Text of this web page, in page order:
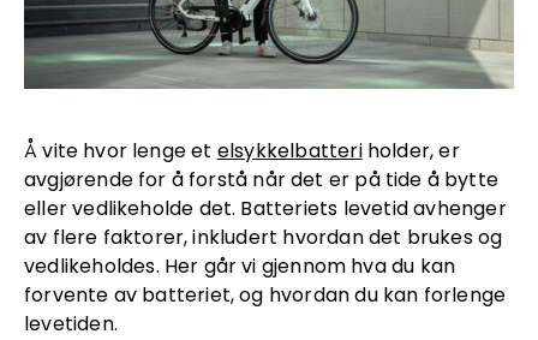
Å vite hvor lenge et elsykkelbatteriholder, er
avgjørende for å forstå når det er på tide å bytte
eller vedlikeholde det. Batteriets levetid avhenger
av flere faktorer, inkludert hvordan det brukes og
vedlikeholdes. Her går vi gjennom hva du kan
forvente av batteriet, og hvordan du kan forlenge
levetiden.